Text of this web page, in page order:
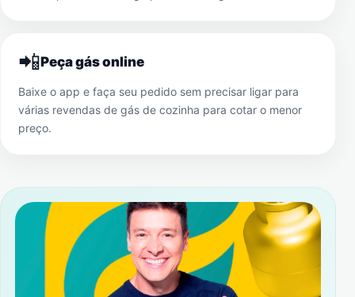
📲Peça gás online
Baixe o app e faça seu pedido sem precisar ligar para
várias revendas de gás de cozinha para cotar o menor
preço.